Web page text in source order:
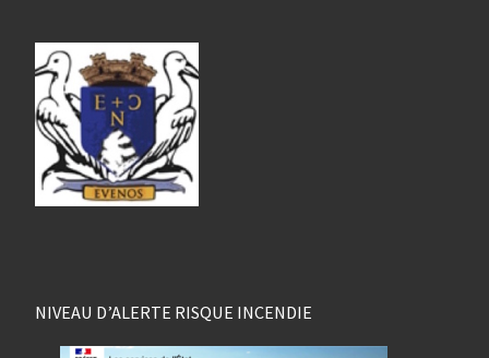
NIVEAU D’ALERTE RISQUE INCENDIE